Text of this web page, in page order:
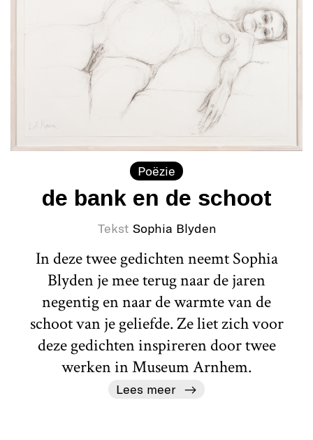
Poëzie
de bank en de schoot
Tekst Sophia Blyden
In deze twee gedichten neemt Sophia
Blyden je mee terug naar de jaren
negentig en naar de warmte van de
schoot van je geliefde. Ze liet zich voor
deze gedichten inspireren door twee
werken in Museum Arnhem.
Lees meer